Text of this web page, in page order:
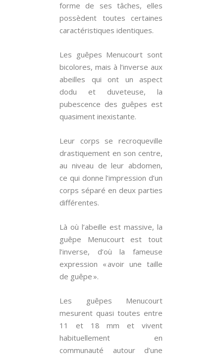
forme de ses tâches, elles
possèdent toutes certaines
caractéristiques identiques.
Les guêpes Menucourt sont
bicolores, mais à l’inverse aux
abeilles qui ont un aspect
dodu et duveteuse, la
pubescence des guêpes est
quasiment inexistante.
Leur corps se recroqueville
drastiquement en son centre,
au niveau de leur abdomen,
ce qui donne l’impression d’un
corps séparé en deux parties
différentes.
Là où l’abeille est massive, la
guêpe Menucourt est tout
l’inverse, d’où la fameuse
expression « avoir une taille
de guêpe ».
Les guêpes Menucourt
mesurent quasi toutes entre
11 et 18 mm et vivent
habituellement en
communauté autour d’une